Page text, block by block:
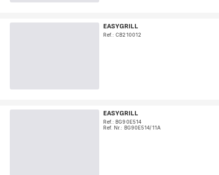
EASYGRILL
Ref.: CB210012
EASYGRILL
Ref.: BG90E514
Ref. Nr.: BG90E514/11A